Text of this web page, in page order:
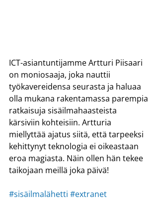
ICT-asiantuntijamme Artturi Piisaari
on moniosaaja, joka nauttii
työkavereidensa seurasta ja haluaa
olla mukana rakentamassa parempia
ratkaisuja sisäilmahaasteista
kärsiviin kohteisiin. Artturia
miellyttää ajatus siitä, että tarpeeksi
kehittynyt teknologia ei oikeastaan
eroa magiasta. Näin ollen hän tekee
taikojaan meillä joka päivä!
#sisäilmalähetti #extranet